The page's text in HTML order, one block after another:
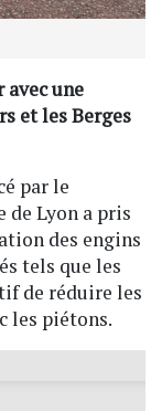
une
et les Berges
par le
de Lyon a pris
des engins
tels que les
de réduire les
les piétons.